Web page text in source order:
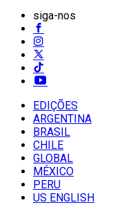
siga-nos
EDIÇÕES
ARGENTINA
BRASIL
CHILE
GLOBAL
MÉXICO
PERU
US ENGLISH